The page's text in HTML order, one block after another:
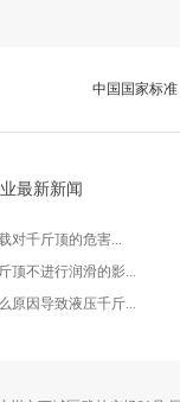
中国国家标准
最新新闻
对千斤顶的危害...
顶不进行润滑的影...
原因导致液压千斤...